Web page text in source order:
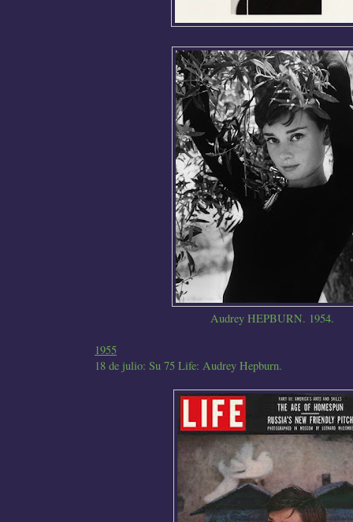
Audrey HEPBURN. 1954.
1955
18 de julio: Su 75 Life: Audrey Hepburn.